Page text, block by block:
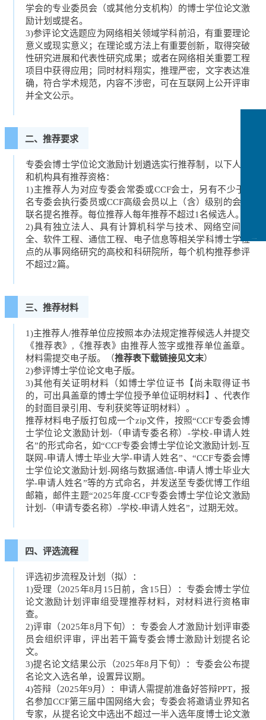
学会的专业委员会（或其他分支机构）的博士学位论文激
励计划或提名。
3)参评论文选题应为网络相关领域学科前沿，有重要理论
意义或现实意义；在理论或方法上有重要创新，取得突破
性研究进展和代表性研究成果；或者在网络相关重要工程
项目中获得应用；同时材料翔实，推理严密，文字表达准
确，符合学术规范，内容不涉密，可在互联网上公开评审
并全文公示。
二、推荐要求
专委会博士学位论文激励计划遴选实行推荐制，以下人员
和机构具有推荐资格：
1)主推荐人为对应专委会常委或CCF会士，另有不少于2
名专委会执行委员或CCF高级会员以上（含）级别的会员
联名提名推荐。每位推荐人每年推荐不超过1名候选人。
2)具有独立法人、具有计算机科学与技术、网络空间安
全、软件工程、通信工程、电子信息等相关学科博士学位
点的从事网络研究的高校和科研院所，每个机构推荐参评
不超过2篇。
三、推荐材料
1)主推荐人/推荐单位应按照本办法规定推荐候选人并提交
《推荐表》,《推荐表》由推荐人签字或推荐单位盖章。
材料需提交电子版。（推荐表下载链接见文末）
2)参评博士学位论文电子版。
3)其他有关证明材料（如博士学位证书【尚未取得证书
的，可出具盖章的博士学位授予单位证明材料】、代表作
的封面目录引用、专利获奖等证明材料）。
推荐材料电子版打包成一个zip文件，按照“CCF专委会博
士学位论文激励计划-（申请专委名称）-学校-申请人姓
名”的形式命名，如“CCF专委会博士学位论文激励计划-互
联网-申请人博士毕业大学-申请人姓名”、“CCF专委会博
士学位论文激励计划-网络与数据通信-申请人博士毕业大
学-申请人姓名”等的方式命名，并发送至专委优博工作组
邮箱，邮件主题“2025年度-CCF专委会博士学位论文激励
计划-（申请专委名称）-学校-申请人姓名”，过期无效。
四、评选流程
评选初步流程及计划（拟）：
1)受理（2025年8月15日前，含15日）：专委会博士学位
论文激励计划评审组受理推荐材料，对材料进行资格审
查。
2)评审（2025年8月下旬）：专委会人才激励计划评审委
员会组织评审，评出若干篇专委会博士激励计划提名论
文。
3)提名论文结果公示（2025年8月下旬）：专委会公布提
名论文入选名单，设置异议期。
4)答辩（2025年9月）：申请人需提前准备好答辩PPT，报
名参加CCF第三届中国网络大会；专委会将邀请业界知名
专家，从提名论文中选出不超过一半入选年度博士论文激